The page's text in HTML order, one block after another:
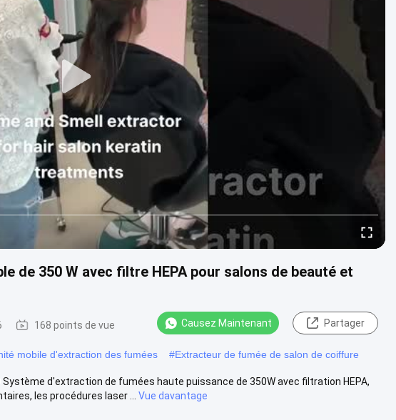
de 350 W avec filtre HEPA pour salons de beauté et
168 points de vue Causez Maintenant Partager
mobile d'extraction des fumées #Extracteur de fumée de salon de coiffure
Système d'extraction de fumées haute puissance de 350W avec filtration HEPA,
les procédures laser ...
Vue davantage